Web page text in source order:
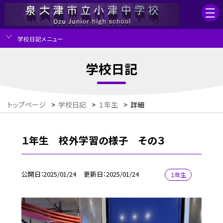
学校日記メニュー
学校日記
トップページ > 学校日記 > １年生 > 詳細
１年生 校外学習の様子 その３
公開日 2025/01/24 更新日 2025/01/24 １年生